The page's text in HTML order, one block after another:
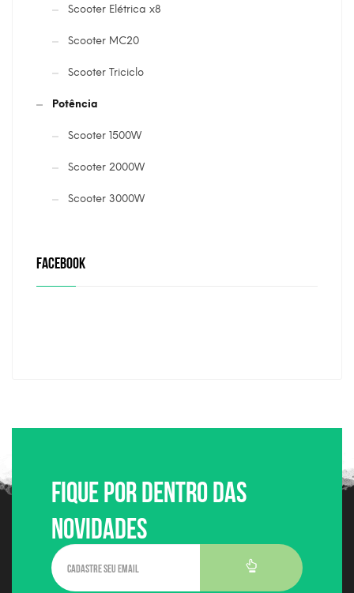
Scooter Elétrica x8
Scooter MC20
Scooter Triciclo
Potência
Scooter 1500W
Scooter 2000W
Scooter 3000W
FACEBOOK
Fique por dentro das
Novidades